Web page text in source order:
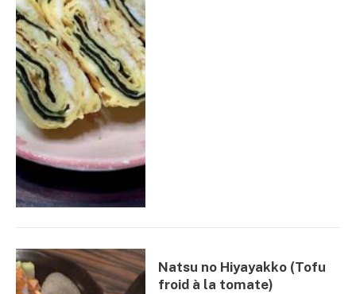
Natsu no Hiyayakko (Tofu
froid à la tomate)